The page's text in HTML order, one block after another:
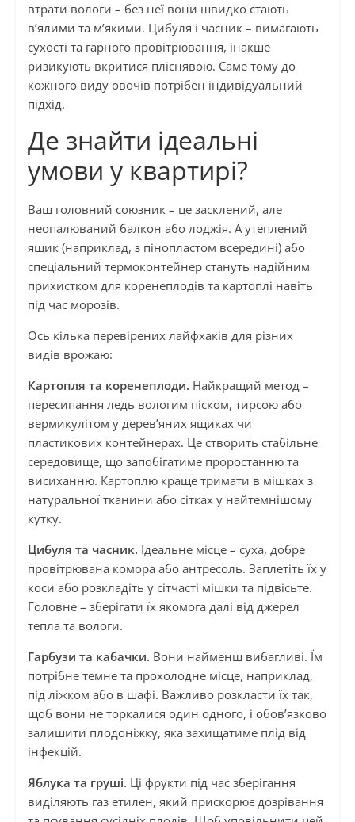
втрати вологи – без неї вони швидко стають
в’ялими та м’якими. Цибуля і часник – вимагають
сухості та гарного провітрювання, інакше
ризикують вкритися пліснявою. Саме тому до
кожного виду овочів потрібен індивідуальний
підхід.
Де знайти ідеальні
умови у квартирі?
Ваш головний союзник – це засклений, але
неопалюваний балкон або лоджія. А утеплений
ящик (наприклад, з пінопластом всередині) або
спеціальний термоконтейнер стануть надійним
прихистком для коренеплодів та картоплі навіть
під час морозів.
Ось кілька перевірених лайфхаків для різних
видів врожаю:
Картопля та коренеплоди. Найкращий метод –
пересипання ледь вологим піском, тирсою або
вермикулітом у дерев’яних ящиках чи
пластикових контейнерах. Це створить стабільне
середовище, що запобігатиме проростанню та
висиханню. Картоплю краще тримати в мішках з
натуральної тканини або сітках у найтемнішому
кутку.
Цибуля та часник. Ідеальне місце – суха, добре
провітрювана комора або антресоль. Заплетіть їх у
коси або розкладіть у сітчасті мішки та підвісьте.
Головне – зберігати їх якомога далі від джерел
тепла та вологи.
Гарбузи та кабачки. Вони найменш вибагливі. Їм
потрібне темне та прохолодне місце, наприклад,
під ліжком або в шафі. Важливо розкласти їх так,
щоб вони не торкалися один одного, і обов’язково
залишити плодоніжку, яка захищатиме плід від
інфекцій.
Яблука та груші. Ці фрукти під час зберігання
виділяють газ етилен, який прискорює дозрівання